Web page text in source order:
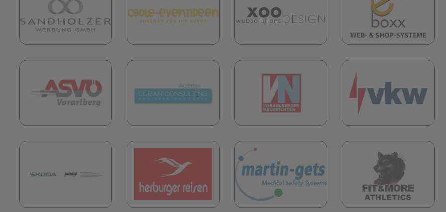
(öffnet in neuem Tab)
(öffnet in neuem Tab) (öffnet in neuem Tab)
(öffnet in neuem Tab) (öffnet in neuem Tab)
(öffnet in neuem Tab) (öffnet in neuem Tab)
(öffnet in neuem Tab)